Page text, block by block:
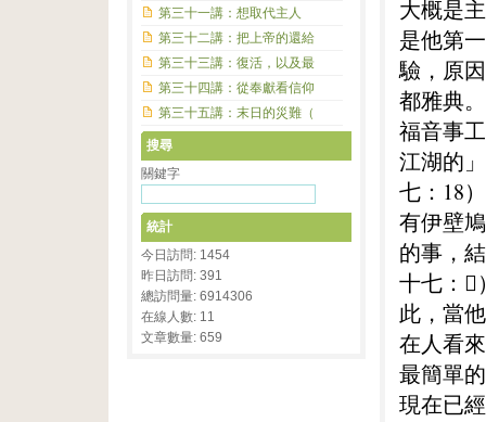
大概是
是他第
驗，原
都雅典
福音事
江湖的
七：18
有伊壁
的事，
十七：
此，當
在人看
最簡單
現在已
第三十一講：想取代主人
第三十二講：把上帝的還給
第三十三講：復活，以及最
第三十四講：從奉獻看信仰
第三十五講：末日的災難（
搜尋
關鍵字
統計
今日訪問: 1454
昨日訪問: 391
總訪問量: 6914306
在線人數: 11
文章數量: 659